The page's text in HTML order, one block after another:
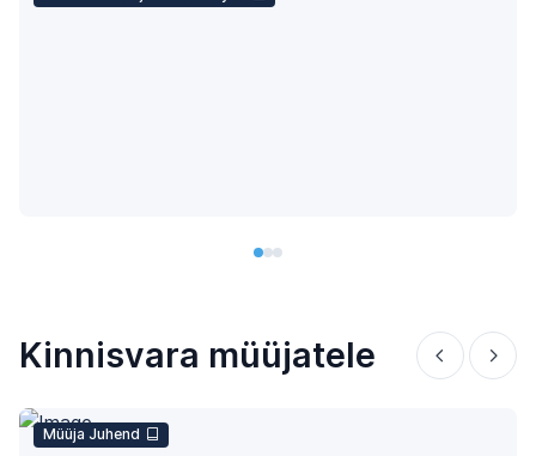
Kinnisvara müüjatele
Müüja Juhend